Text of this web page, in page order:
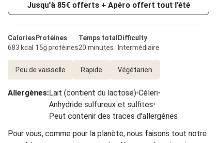
Jusqu'à 85€ offerts + Apéro offert tout l’été
Calories
683 kcal
Protéines
15g protéines
Temps total
20 minutes
Difficulty
Intermédiaire
Peu de vaisselle Rapide Végétarien
Allergènes:Lait (contient du lactose)•Céleri•
Anhydride sulfureux et sulfites•
Peut contenir des traces d'allergènes
Pour vous, comme pour la planète, nous faisons tout notre